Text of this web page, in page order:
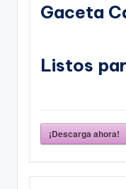
Gaceta
Listos
¡Descarga ahora!